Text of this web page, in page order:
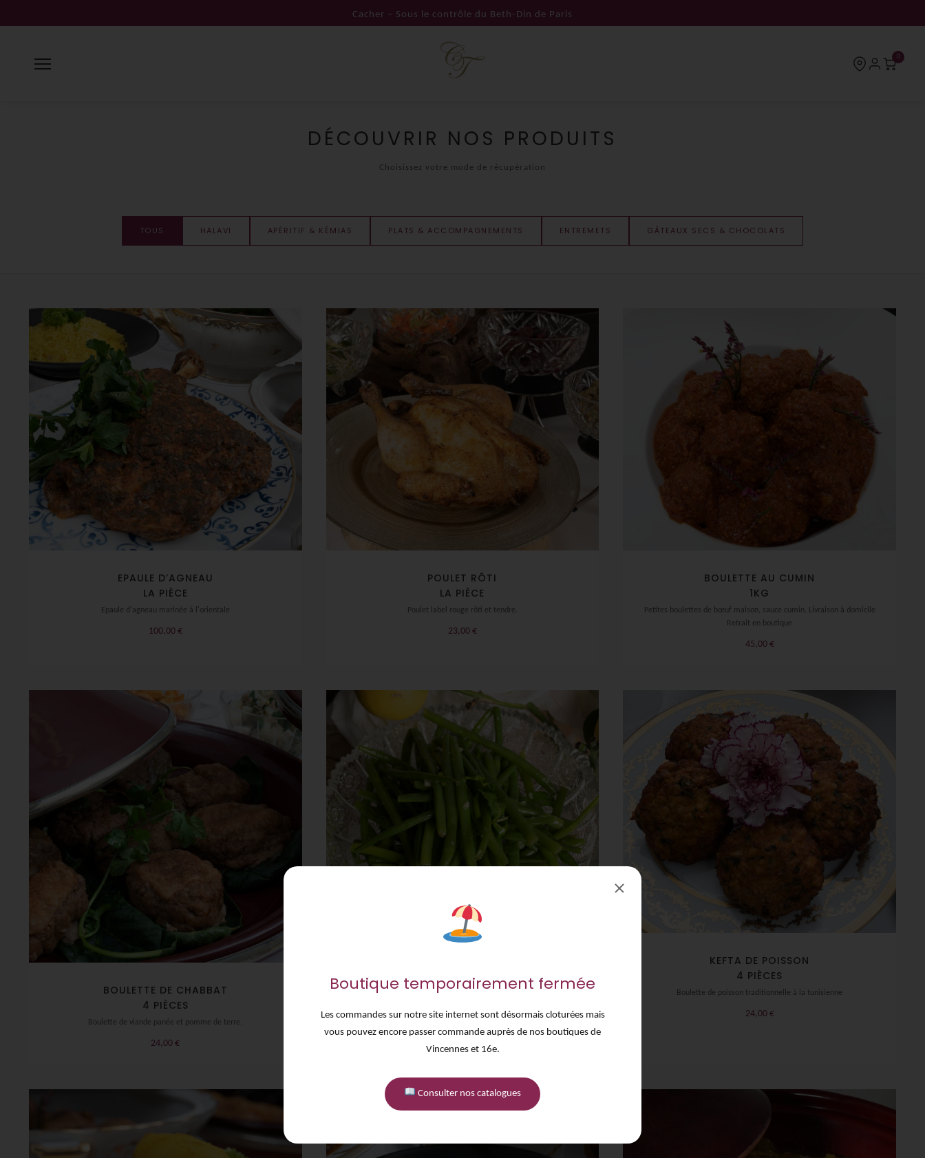
au
Cacher – Sous le contrôle du Beth-Din de Paris
0
Boutique temporairement fermée
Les commandes sur notre site internet sont désormais cloturées mais
vous pouvez encore passer commande auprès de nos boutiques de
Vincennes et 16e.
Consulter nos catalogues
DÉCOUVRIR NOS PRODUITS
Choisissez votre mode de récupération
TOUS HALAVI APÉRITIF & KÉMIAS PLATS & ACCOMPAGNEMENTS ENTREMETS GÂTEAUX SECS & CHOCOLATS
EPAULE D’AGNEAU
LA PIÈCE
Epaule d'agneau marinée à l'orientale
100,00 €
POULET RÔTI
LA PIÈCE
Poulet label rouge rôti et tendre.
23,00 €
BOULETTE AU CUMIN
1KG
Petites boulettes de bœuf maison, sauce cumin. Livraison à domicile
Retrait en boutique
45,00 €
BOULETTE DE CHABBAT
4 PIÈCES
Boulette de viande panée et pomme de terre.
24,00€
HARICOTS VERTS
€
KEFTA DE POISSON
4 PIÈCES
Boulette de poisson traditionnelle à la tunisienne
24,00 €